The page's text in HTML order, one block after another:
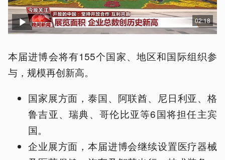
02:18
本届进博会将有155个国家、地区和国际组织参
与，规模再创新高。
国家展方面，泰国、阿联酋、尼日利亚、格
鲁吉亚、瑞典、哥伦比亚等6国将担任主宾
国。
企业展方面，本届进博会继续设置医疗器械